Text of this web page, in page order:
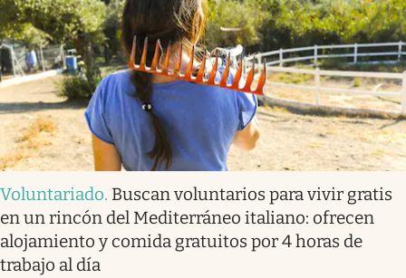
Voluntariado. Buscan voluntarios para vivir gratis
en un rincón del Mediterráneo italiano: ofrecen
alojamiento y comida gratuitos por 4 horas de
trabajo al día